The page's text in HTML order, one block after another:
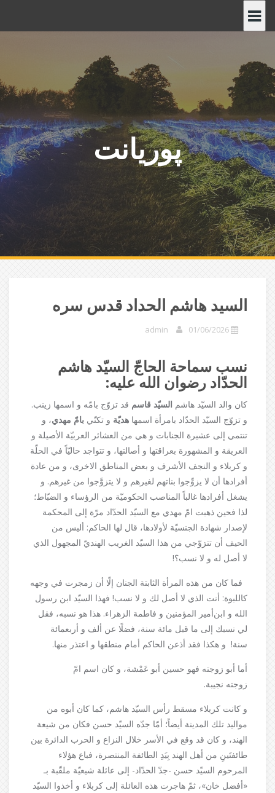
ه
م
ح
و
ا
پوریانت
السيد هاشم الحداد قدس سره
01/06/2026
admin
نسب سماحة الحاجّ السيّد هاشم
الحدّاد رضوان الله عليه:
كان والد السيّد هاشم السيّد قاسم قد تزوّج بامّه و اسمها زينب.
و تزوّج السيّد الحدّاد بامرأة اسمها هديّة و تكنّي بامّ مهدي، و
تنتمي إلى عشيرة الجنابات و هي من العشائر العربيّة الأصيلة و
العريقة و المشهورة بعراقتها و أصالتها، و تتواجد حاليّاً في الحلّة
و كربلاء و النجف الأشرف و بعض المناطق الاخرى، و من عادة
أفرادها أن لا يزوِّجوا بناتهم لغيرهم و لا يتزوَّجوا من غيرهم. و
يشغل أفرادها غالباً المناصب الحكوميّة من الرؤساء و الضبّاط؛
لذا فحين ذهبت امّ مهدي مع السيّد الحدّاد مرّة إلى المحكمة
لإصدار شهادة الجنسيّة لأولادها، قال لها الحاكم: أليس من
الحيف أن تتزوّجي من هذا السيّد الغريب الهنديّ المجهول الذي
لا أصل له و لا نسب؟!
فما كان من هذه المرأة الثابتة الجنان إلّا أن زمجرت في وجهه
كاللبوة: أنت الذي لا أصل لك و لا نسب! فهذا السيّد ابن رسول
الله و ابن‌أمير المؤمنين و فاطمة الزهراء. هذا هو نسبه، فقل
لي نسبك إلى ما قبل مائة سنة، فضلًا عن ألف و أربعمائة
سنة! و هكذا فقد أذعن الحاكم أمام منطقها و اعتذر منها.
أما أبو زوجته فهو حسين أبو عَمْشة، و كان اسم امّ
زوجته نجيبة.
و كانت كربلاء مسقط رأس السيّد هاشم، كما كان أبوه من
مواليد تلك المدينة أيضاً؛ أمّا جدّه السيّد حسن فكان من شيعة
الهند، و كان قد وقع في الأسر خلال النزاع و الحرب الدائرة بين
طائفتَينِ من أهل الهند بِيَدِ الطائفة المنتصرة، فباع هؤلاء
المرحوم السيّد حسن -جدّ الحدّاد- إلى عائلة شيعيّة ملقّبة بـ
«أفضل خان»، ثمّ هاجرت هذه العائلة إلى كربلاء و أخذوا السيّد